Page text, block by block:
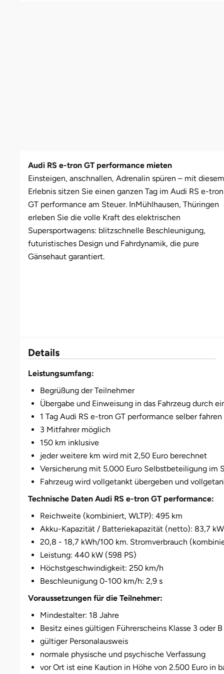
Audi RS e-tron GT performance mieten
Einsteigen, anschnallen, Adrenalin spüren – mit diesem
Erlebnis sitzen Sie einen ganzen Tag im Audi RS e-tron
GT performance am Steuer. InMühlhausen, Thüringen
erleben Sie die volle Kraft des elektrischen
Supersportwagens: blitzschnelle Beschleunigung,
futuristisches Design und Fahrdynamik, die pure
Gänsehaut garantiert.
Details
Leistungsumfang:
Begrüßung der Teilnehmer
Übergabe und Einweisung in das Fahrzeug durch
1 Tag Audi RS e-tron GT performance selber fahren
3 Mitfahrer möglich
150 km inklusive
jeder weitere km wird mit 2,50 Euro berechnet
Versicherung mit 5.000 Euro Selbstbeteiligung im
Fahrzeug wird vollgetankt übergeben und
Technische Daten Audi RS e-tron GT performance:
Reichweite (kombiniert, WLTP): 495 km
Akku-Kapazität / Batteriekapazität (netto): 83,7
20,8 - 18,7 kWh/100 km. Stromverbrauch
Leistung: 440 kW (598 PS)
Höchstgeschwindigkeit: 250 km/h
Beschleunigung 0-100 km/h: 2,9 s
Voraussetzungen für die Teilnehmer:
Mindestalter: 18 Jahre
Besitz eines gültigen Führerscheins Klasse 3 oder B
gültiger Personalausweis
normale physische und psychische Verfassung
vor Ort ist eine Kaution in Höhe von 2.500 Euro in
Bremervörde
Bruchköbel
Chemnitz
Cloppenburg
Coburg
Darmstadt
Dessau
Dietzenbach
Dingolfing
Dortmund
Dresden
Duisburg
München
Münster
Riesa
Ruhrgebiet
Strausberg (Berlin/Brandenburg)
Sömmerda
Saalfeld
Sangerhausen
Weimar
Weißenfels
Witterda